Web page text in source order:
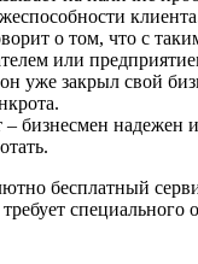
о том, что с
или
уже закрыл свой
– бизнесмен надежен
бесплатный
специального